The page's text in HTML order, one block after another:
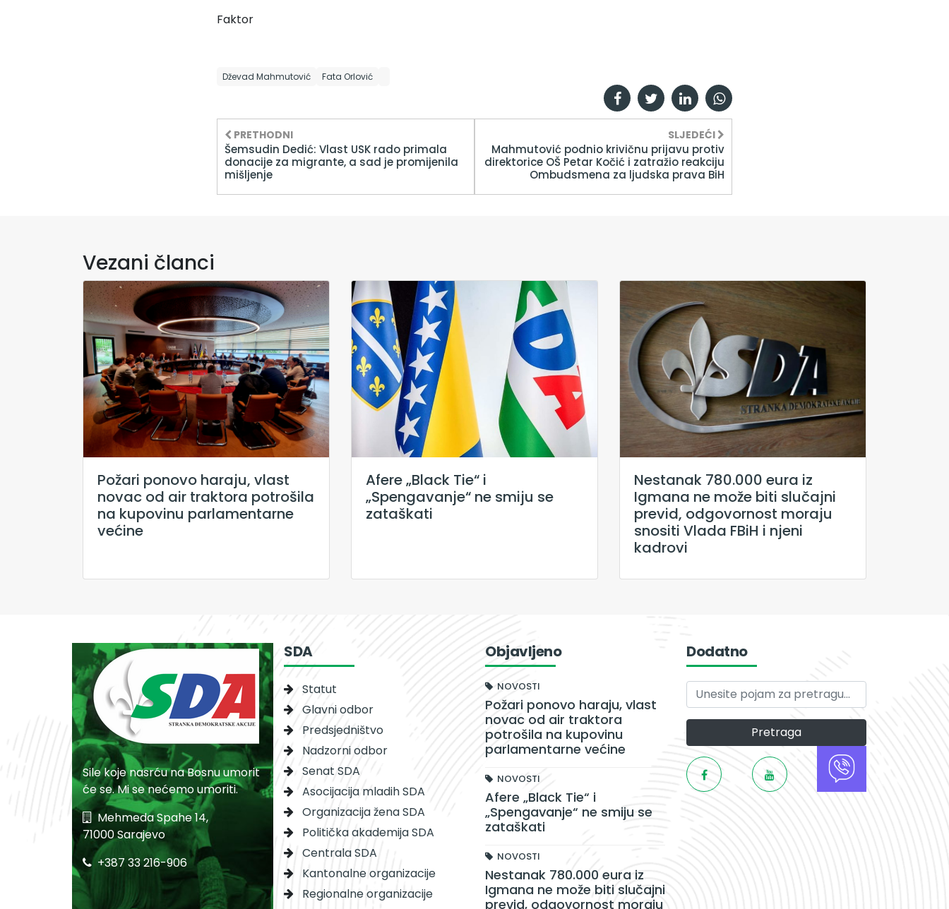
Faktor
Dževad Mahmutović Fata Orlović
PRETHODNI
Šemsudin Dedić: Vlast USK rado primala
donacije za migrante, a sad je promijenila
mišljenje
SLJEDEĆI
Mahmutović podnio krivičnu prijavu protiv
direktorice OŠ Petar Kočić i zatražio reakciju
Ombudsmena za ljudska prava BiH
Vezani članci
Požari ponovo haraju, vlast
novac od air traktora potrošila
na kupovinu parlamentarne
većine
Afere „Black Tie“ i
„Spengavanje“ ne smiju se
zataškati
Nestanak 780.000 eura iz
Igmana ne može biti slučajni
previd, odgovornost moraju
snositi Vlada FBiH i njeni
kadrovi
Sile koje nasrću na Bosnu umorit
će se. Mi se nećemo umoriti.
Mehmeda Spahe 14,
71000 Sarajevo
+387 33 216-906
SDA
Statut
Glavni odbor
Predsjedništvo
Nadzorni odbor
Senat SDA
Asocijacija mladih SDA
Organizacija žena SDA
Politička akademija SDA
Centrala SDA
Kantonalne organizacije
Regionalne organizacije
Objavljeno
NOVOSTI
Požari ponovo haraju, vlast
novac od air traktora
potrošila na kupovinu
parlamentarne većine
NOVOSTI
Afere „Black Tie“ i
„Spengavanje“ ne smiju se
zataškati
NOVOSTI
Nestanak 780.000 eura iz
Igmana ne može biti slučajni
previd, odgovornost moraju
Dodatno
Pretraga